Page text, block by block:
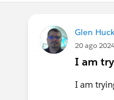
Glen
20 ago
I am
I am